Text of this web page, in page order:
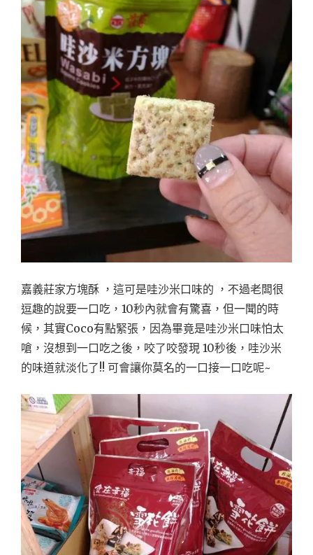
嘉義莊家方塊酥 ，這可是哇沙米口味的 ，不過老闆很
逗趣的說要一口吃，10秒內就會有驚喜，但一聞的時
候，其實Coco有點緊張，因為畢竟是哇沙米口味怕太
嗆，沒想到一口吃之後，咬了咬發現 10秒後，哇沙米
的味道就淡化了!! 可會讓你莫名的一口接一口吃呢~